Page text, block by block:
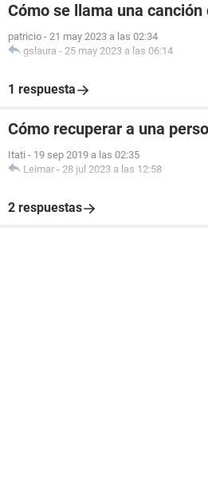
Cómo se llama una
patricio - 21 may 2023 a las 02:34
gslaura - 25 may 2023 a las 06:14
1 respuesta
Cómo recuperar a una
Itati - 19 sep 2019 a las 02:35
Leimar - 28 jul 2023 a las 12:58
2 respuestas